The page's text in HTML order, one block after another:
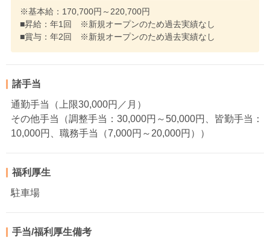
※基本給：170,700円～220,700円
■昇給：年1回 ※新規オープンのため過去実績なし
■賞与：年2回 ※新規オープンのため過去実績なし
諸手当
通勤手当（上限30,000円／月）
その他手当（調整手当：30,000円～50,000円、皆勤手当：
10,000円、職務手当（7,000円～20,000円））
福利厚生
駐車場
手当/福利厚生備考